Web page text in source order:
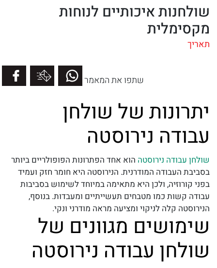
שולחנות איכותיים לנוחות
מקסימלית
תאריך
שתפו את המאמר
יתרונות של שולחן
עבודה נירוסטה
שולחן עבודה נירוסטה הוא אחד הפתרונות הפופולריים ביותר
בסביבת העבודה המודרנית. הנירוסטה היא חומר חזק ועמיד
בפני קורוזיה, ולכן היא מתאימה במיוחד לשימוש בסביבות
עבודה קשות כמו מטבחים תעשייתיים ומעבדות. בנוסף,
הנירוסטה קלה לניקוי ומציעה מראה מודרני ונקי.
שימושים מגוונים של
שולחן עבודה נירוסטה